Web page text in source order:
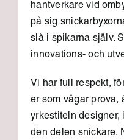
hantverkare vid
på sig
slå i spikarna själv.
innovations- och
Vi har full respekt,
er som vågar prova,
yrkestiteln designer,
den delen snickare.